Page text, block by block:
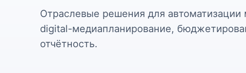
Отраслевые решения для
digital-медиапланирование,
отчётность.